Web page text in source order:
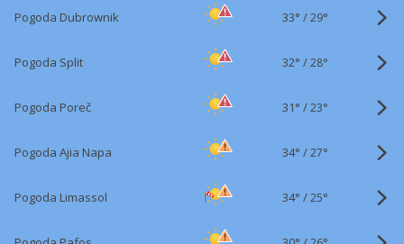
Pogoda Dubrownik 33° /29°
Pogoda Split 32° /28°
Pogoda Poreč 31° /23°
Pogoda Ajia Napa 34° /27°
Pogoda Limassol 34° /25°